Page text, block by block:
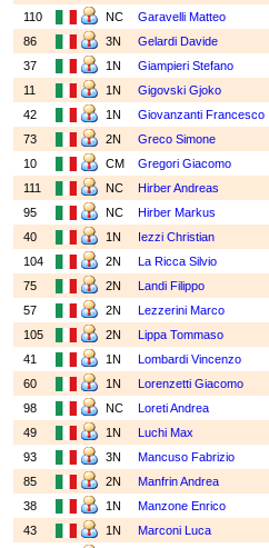
110
NC Garavelli Matteo
86
3N Gelardi Davide
37
1N Giampieri Stefano
11
1N Gigovski Gjoko
42
1N Giovanzanti Francesco
73
2N Greco Simone
10
CM Gregori Giacomo
111
NC Hirber Andreas
95
NC Hirber Markus
40
1N Iezzi Christian
104
2N La Ricca Silvio
75
2N Landi Filippo
57
2N Lezzerini Marco
105
2N Lippa Tommaso
41
1N Lombardi Vincenzo
60
1N Lorenzetti Giacomo
98
NC Loreti Andrea
49
1N Luchi Max
93
3N Mancuso Fabrizio
85
2N Manfrin Andrea
38
1N Manzone Enrico
43
1N Marconi Luca